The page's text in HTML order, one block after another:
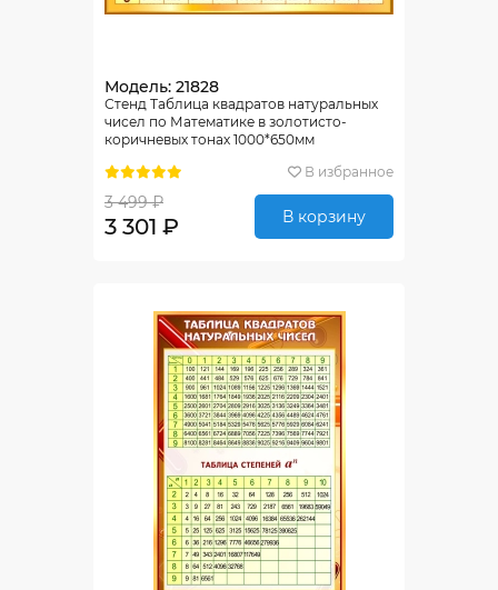
Модель: 21828
Стенд Таблица квадратов натуральных
чисел по Математике в золотисто-
коричневых тонах 1000*650мм
В избранное
3 499 ₽
3 301 ₽ В корзину